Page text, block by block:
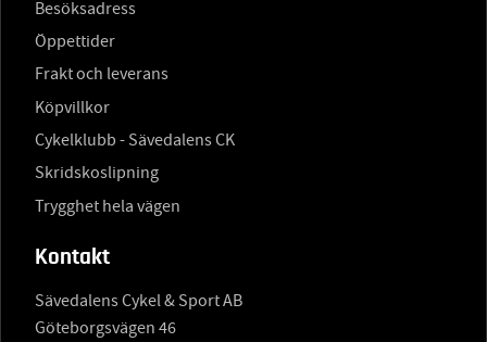
Besöksadress
Öppettider
Frakt och leverans
Köpvillkor
Cykelklubb - Sävedalens CK
Skridskoslipning
Trygghet hela vägen
Kontakt
Sävedalens Cykel & Sport AB
Göteborgsvägen 46